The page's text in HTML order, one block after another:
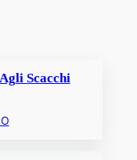
Scacchi